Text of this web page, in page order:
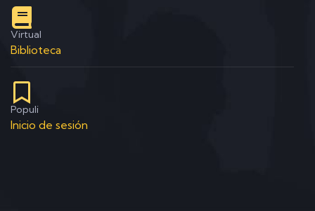
Virtual
Biblioteca
Populi
Inicio de sesión